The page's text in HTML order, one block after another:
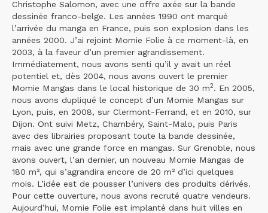
Christophe Salomon, avec une offre axée sur la bande
dessinée franco-belge. Les années 1990 ont marqué
l’arrivée du manga en France, puis son explosion dans les
années 2000. J’ai rejoint Momie Folie à ce moment-là, en
2003, à la faveur d’un premier agrandissement.
Immédiatement, nous avons senti qu’il y avait un réel
potentiel et, dès 2004, nous avons ouvert le premier
Momie Mangas dans le local historique de 30 m2. En 2005,
nous avons dupliqué le concept d’un Momie Mangas sur
Lyon, puis, en 2008, sur Clermont-Ferrand, et en 2010, sur
Dijon. Ont suivi Metz, Chambéry, Saint-Malo, puis Paris
avec des librairies proposant toute la bande dessinée,
mais avec une grande force en mangas. Sur Grenoble, nous
avons ouvert, l’an dernier, un nouveau Momie Mangas de
180 m², qui s’agrandira encore de 20 m² d’ici quelques
mois. L’idée est de pousser l’univers des produits dérivés.
Pour cette ouverture, nous avons recruté quatre vendeurs.
Aujourd’hui, Momie Folie est implanté dans huit villes en